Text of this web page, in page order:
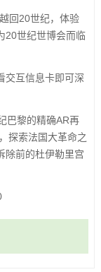
回20世纪，体验
20世纪世博会而临
交互信息卡即可深
巴黎的精确AR再
探索法国大革命之
除前的杜伊勒里宫